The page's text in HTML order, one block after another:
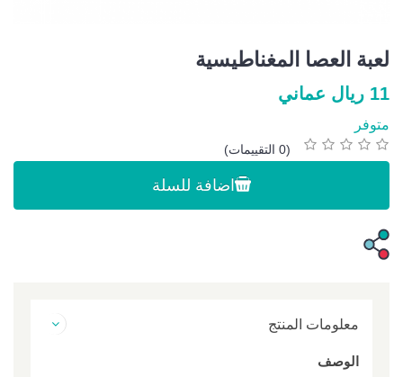
لعبة العصا المغناطيسية
11 ريال عماني
متوفر
(0 التقييمات)
اضافة للسلة
معلومات المنتج
الوصف